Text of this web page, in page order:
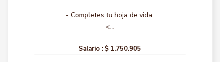
- Completes tu hoja de vida.
<...
Salario : $ 1.750.905